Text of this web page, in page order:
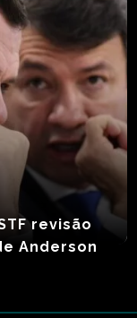
revisão
Anderson